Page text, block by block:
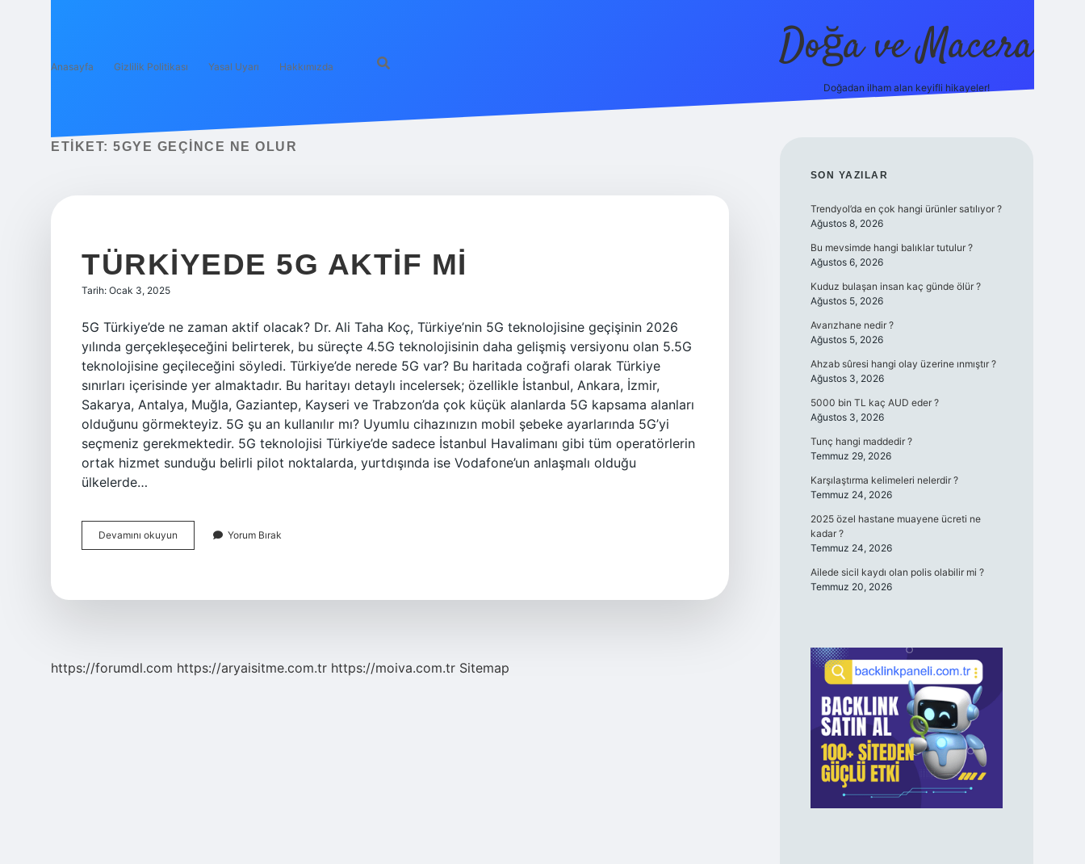
Anasayfa Gizlilik Politikası Yasal Uyarı Hakkımızda Doğa ve Macera
Doğadan ilham alan keyifli hikayeler!
ETIKET: 5GYE GEÇINCE NE OLUR
TÜRKIYEDE 5G AKTIF MI
Tarih: Ocak 3, 2025
5G Türkiye’de ne zaman aktif olacak? Dr. Ali Taha Koç, Türkiye’nin 5G teknolojisine geçişinin 2026
yılında gerçekleşeceğini belirterek, bu süreçte 4.5G teknolojisinin daha gelişmiş versiyonu olan 5.5G
teknolojisine geçileceğini söyledi. Türkiye’de nerede 5G var? Bu haritada coğrafi olarak Türkiye
sınırları içerisinde yer almaktadır. Bu haritayı detaylı incelersek; özellikle İstanbul, Ankara, İzmir,
Sakarya, Antalya, Muğla, Gaziantep, Kayseri ve Trabzon’da çok küçük alanlarda 5G kapsama alanları
olduğunu görmekteyiz. 5G şu an kullanılır mı? Uyumlu cihazınızın mobil şebeke ayarlarında 5G’yi
seçmeniz gerekmektedir. 5G teknolojisi Türkiye’de sadece İstanbul Havalimanı gibi tüm operatörlerin
ortak hizmet sunduğu belirli pilot noktalarda, yurtdışında ise Vodafone’un anlaşmalı olduğu
ülkelerde…
Devamını okuyun Türkiyede
5G
Yorum Bırak
https://forumdl.com https://aryaisitme.com.tr https://moiva.com.tr Sitemap
SIDEBAR
SON YAZILAR
Trendyol’da en çok hangi ürünler satılıyor ?
Ağustos 8, 2026
Bu mevsimde hangi balıklar tutulur ?
Ağustos 6, 2026
Kuduz bulaşan insan kaç günde ölür ?
Ağustos 5, 2026
Avarızhane nedir ?
Ağustos 5, 2026
Ahzab sûresi hangi olay üzerine ınmıştır ?
Ağustos 3, 2026
5000 bin TL kaç AUD eder ?
Ağustos 3, 2026
Tunç hangi maddedir ?
Temmuz 29, 2026
Karşılaştırma kelimeleri nelerdir ?
Temmuz 24, 2026
2025 özel hastane muayene ücreti ne
kadar ?
Temmuz 24, 2026
Ailede sicil kaydı olan polis olabilir mi ?
Temmuz 20, 2026